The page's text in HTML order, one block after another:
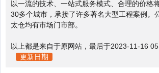
以一流的技术、一站式服务模式、合理的价格
30多个城市，承接了许多著名大型工程案例。
太仓均有市场门市部。
以上都是来自于原网站，最后于2023-11-16
更新日期